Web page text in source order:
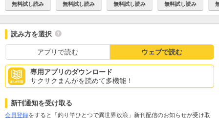
無料試し読み 無料試し読み 無料試し読み 無料試し読み
読み方を選択
アプリで読む ウェブで読む
専用アプリのダウンロード
サクサクまんがを読めて多機能！
新刊通知を受け取る
会員登録をすると「釣り竿ひとつで異世界放浪」新刊配信のお知らせが受け取